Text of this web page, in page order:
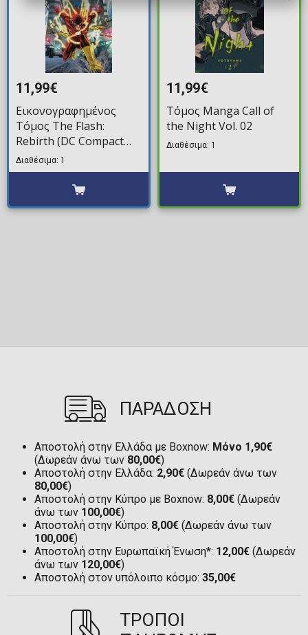
11,99€
Εικονογραφημένος
Τόμος The Flash:
Rebirth (DC Compact
Comics Edition)
Διαθέσιμα: 1
11,99€
Τόμος Manga Call of
the Night Vol. 02
Διαθέσιμα: 1
ΠΑΡΑΔΟΣΗ
Αποστολή στην Ελλάδα με Boxnow: Μόνο 1,90€
(Δωρεάν άνω των 80,00€)
Αποστολή στην Ελλάδα: 2,90€ (Δωρεάν άνω των
80,00€)
Αποστολή στην Κύπρο με Boxnow: 8,00€ (Δωρεάν
άνω των 100,00€)
Αποστολή στην Κύπρο: 8,00€ (Δωρεάν άνω των
100,00€)
Αποστολή στην Ευρωπαϊκή Ένωση*: 12,00€ (Δωρεάν
άνω των 120,00€)
Αποστολή στον υπόλοιπο κόσμο: 35,00€
ΤΡΟΠΟΙ